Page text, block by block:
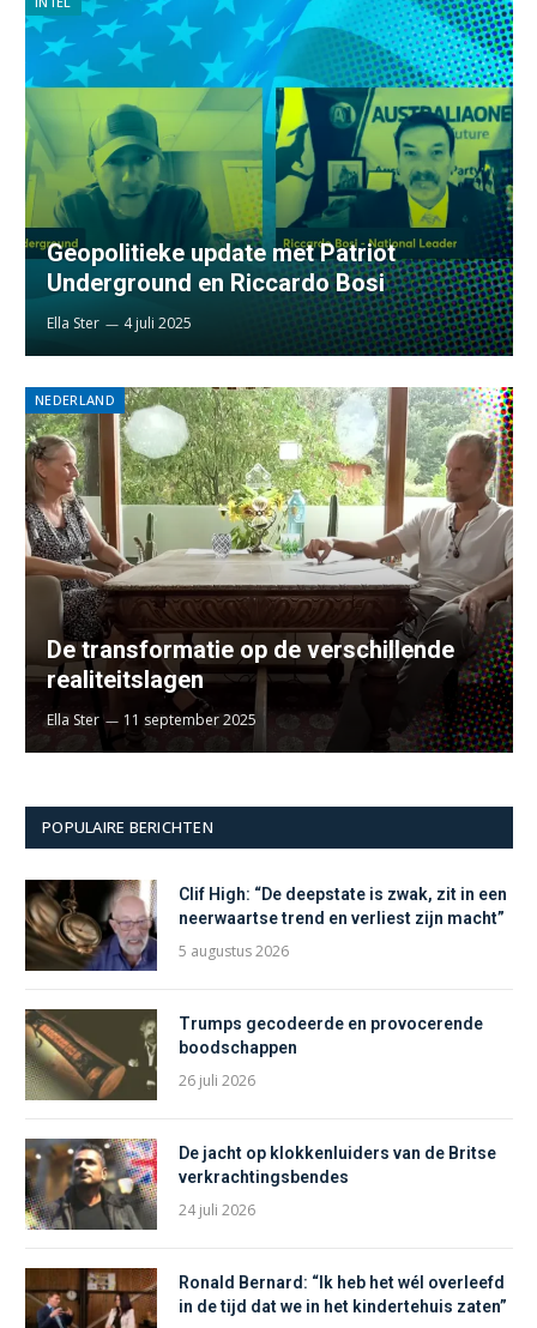
Geopolitieke update met Patriot
Underground en Riccardo Bosi
Ella Ster 4 juli 2025
NEDERLAND
De transformatie op de verschillende
realiteitslagen
Ella Ster 11 september 2025
POPULAIRE BERICHTEN
Clif High: “De deepstate is zwak, zit in een
neerwaartse trend en verliest zijn macht”
5 augustus 2026
Trumps gecodeerde en provocerende
boodschappen
26 juli 2026
De jacht op klokkenluiders van de Britse
verkrachtingsbendes
24 juli 2026
Ronald Bernard: “Ik heb het wél overleefd
in de tijd dat we in het kindertehuis zaten”